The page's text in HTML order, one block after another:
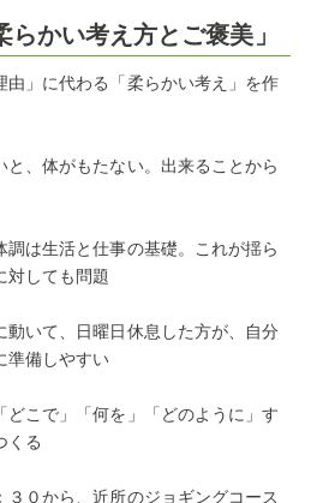
かい考え方とご褒美」
由」に代わる「柔らかい考え」を作
体がもたない。出来ることから
生活と仕事の基礎。これが揺ら
対しても問題
て、日曜日休息した方が、自分
準備しやすい
どこで」「何を」「どのように」す
くる
から、近所のジョギングコース